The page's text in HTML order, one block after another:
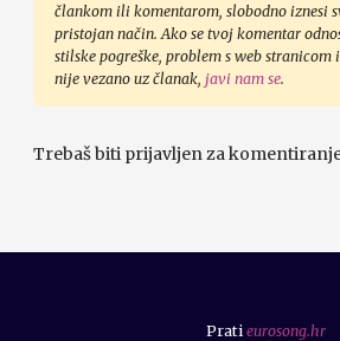
člankom ili komentarom, slobodno iznesi
pristojan način. Ako se tvoj komentar
stilske pogreške, problem s web
nije vezano uz članak, javi nam se.
Trebaš biti prijavljen za
Prati eurosong.hr